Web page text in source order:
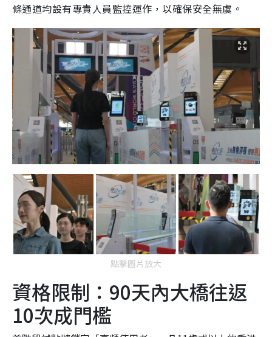
條通道均設有專責人員監控運作，以確保安全無虞。
點擊圖片放大
資格限制：90天內大橋往返
10次成門檻